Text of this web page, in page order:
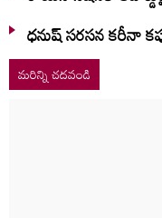
ధనుష్ సరసన కరీనా
మరిన్ని చదవండి